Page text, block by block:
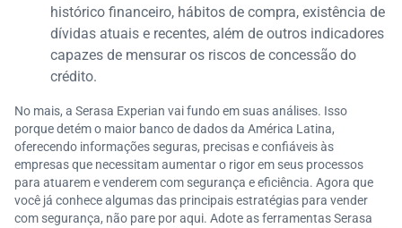
histórico financeiro, hábitos de compra, existência de
dívidas atuais e recentes, além de outros indicadores
capazes de mensurar os riscos de concessão do
crédito.
No mais, a Serasa Experian vai fundo em suas análises. Isso
porque detém o maior banco de dados da América Latina,
oferecendo informações seguras, precisas e confiáveis às
empresas que necessitam aumentar o rigor em seus processos
para atuarem e venderem com segurança e eficiência. Agora que
você já conhece algumas das principais estratégias para vender
com segurança, não pare por aqui. Adote as ferramentas Serasa